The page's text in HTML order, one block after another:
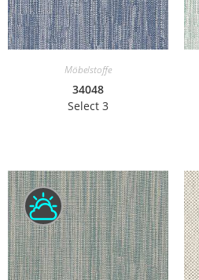
Möbelstoffe
34048
Select 3